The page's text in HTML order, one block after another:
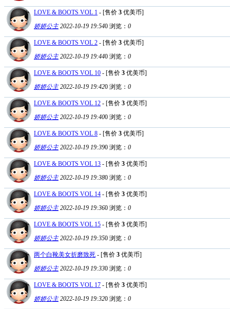
LOVE & BOOTS VOL 1 - [售价 3 优美币]
娇娇公主 2022-10-19 19:540 浏览： 0
LOVE & BOOTS VOL 2 - [售价 3 优美币]
娇娇公主 2022-10-19 19:440 浏览： 0
LOVE & BOOTS VOL 10 - [售价 3 优美币]
娇娇公主 2022-10-19 19:420 浏览： 0
LOVE & BOOTS VOL 12 - [售价 3 优美币]
娇娇公主 2022-10-19 19:400 浏览： 0
LOVE & BOOTS VOL 8 - [售价 3 优美币]
娇娇公主 2022-10-19 19:390 浏览： 0
LOVE & BOOTS VOL 13 - [售价 3 优美币]
娇娇公主 2022-10-19 19:380 浏览： 0
LOVE & BOOTS VOL 14 - [售价 3 优美币]
娇娇公主 2022-10-19 19:360 浏览： 0
LOVE & BOOTS VOL 15 - [售价 3 优美币]
娇娇公主 2022-10-19 19:350 浏览： 0
两个白靴美女折磨致死 - [售价 3 优美币]
娇娇公主 2022-10-19 19:330 浏览： 0
LOVE & BOOTS VOL 17 - [售价 3 优美币]
娇娇公主 2022-10-19 19:320 浏览： 0